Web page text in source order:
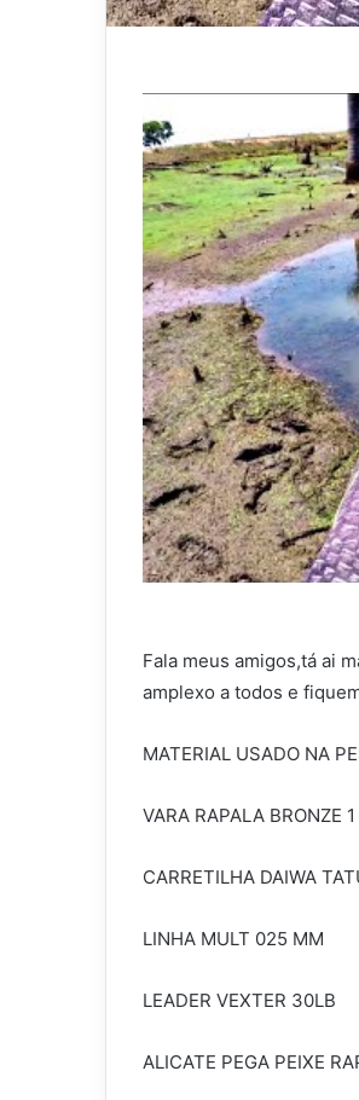
Fala meus amigos,tá ai
amplexo a todos e
MATERIAL USADO NA
VARA RAPALA BRONZE
CARRETILHA DAIWA
LINHA MULT 025 MM
LEADER VEXTER 30LB
ALICATE PEGA PEIXE